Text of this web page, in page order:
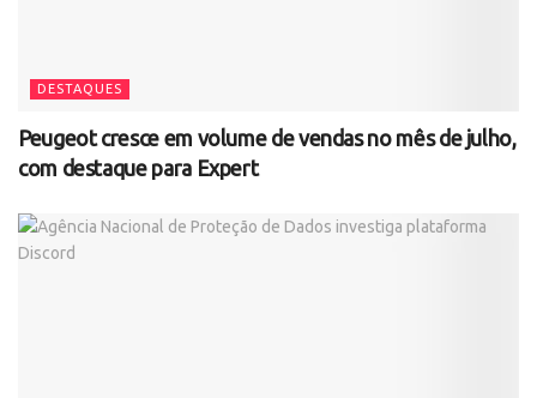
DESTAQUES
Peugeot cresce em volume de vendas no mês de julho,
com destaque para Expert